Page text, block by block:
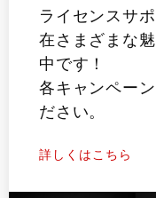
ライセンスサ
在さまざまな
中です！
各キャンペー
ださい。
詳しくはこちら